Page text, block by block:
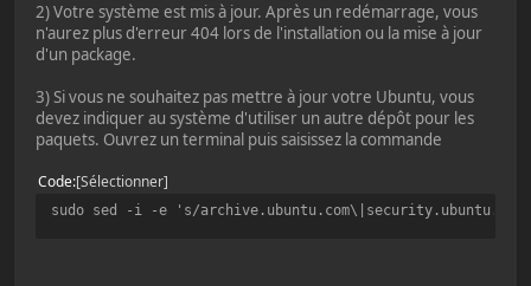
2) Votre système est mis à jour. Après un redémarrage, vous
n'aurez plus d'erreur 404 lors de l'installation ou la mise à jour
d'un package.
3) Si vous ne souhaitez pas mettre à jour votre Ubuntu, vous
devez indiquer au système d'utiliser un autre dépôt pour les
paquets. Ouvrez un terminal puis saisissez la commande
Code Sélectionner
sudo sed -i -e 's/